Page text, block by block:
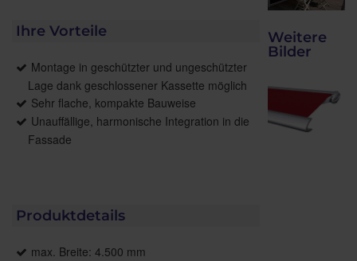
Ihre Vorteile
Montage in geschützter und ungeschützter
Lage dank geschlossener Kassette möglich
Sehr flache, kompakte Bauweise
Unauffällige, harmonische Integration in die
Fassade
Produktdetails
max. Breite: 4.500 mm
Weitere
Bilder